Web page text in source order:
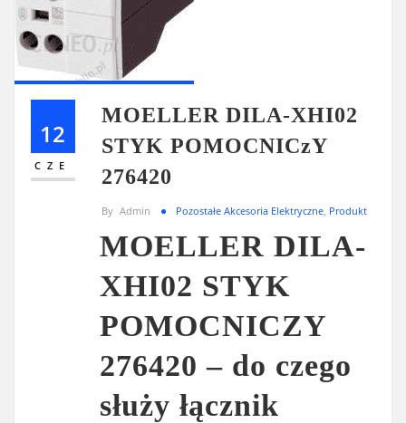
12
CZE
MOELLER DILA-XHI02
STYK POMOCNICzY
276420
By Admin Pozostałe Akcesoria Elektryczne Produkt
MOELLER DILA-
XHI02 STYK
POMOCNICZY
276420 – do czego
służy łącznik